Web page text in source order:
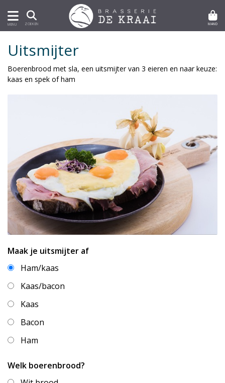
MENU ZOEKEN MAND
Uitsmijter
Boerenbrood met sla, een uitsmijter van 3 eieren en naar keuze:
kaas en spek of ham
Maak je uitsmijter af
Ham/kaas
Kaas/bacon
Kaas
Bacon
Ham
Welk boerenbrood?